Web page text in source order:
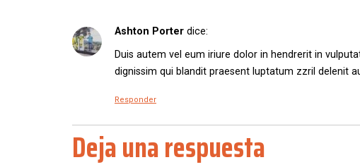
Ashton Porter dice:
Duis autem vel eum iriure dolor in hendrerit in
dignissim qui blandit praesent luptatum zzril delenit
Responder
Deja una respuesta